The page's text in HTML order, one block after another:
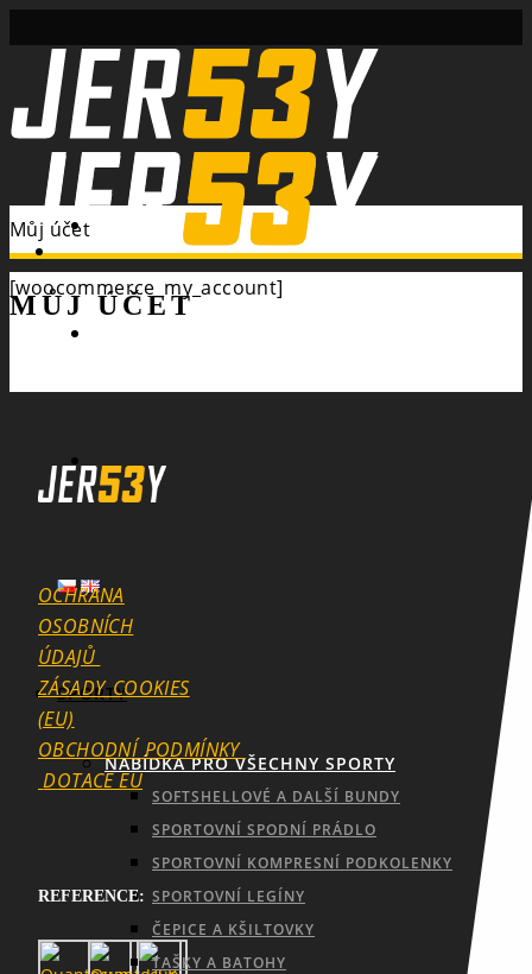
SPORTY
NABÍDKA PRO VŠECHNY SPORTY
SOFTSHELLOVÉ A DALŠÍ BUNDY
SPORTOVNÍ SPODNÍ PRÁDLO
SPORTOVNÍ KOMPRESNÍ PODKOLENKY
SPORTOVNÍ LEGÍNY
ČEPICE A KŠILTOVKY
TAŠKY A BATOHY
MŮJ ÚČET
Můj účet
[woocommerce_my_account]
OCHRANA
OSOBNÍCH
ÚDAJŮ
ZÁSADY_COOKIES
(EU)
OBCHODNÍ_PODMÍNKY
DOTACE EU
REFERENCE: